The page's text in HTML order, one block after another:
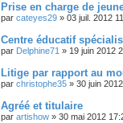
Prise en charge de
par cateyes29 » 03 juil. 2012
Centre éducatif
par Delphine71 » 19 juin 2012
Litige par rapport au
par christophe35 » 30 juin
Agréé et titulaire
par artishow » 30 mai 2012